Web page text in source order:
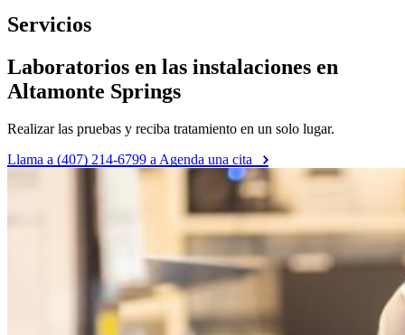
Servicios
Laboratorios en las instalaciones en
Altamonte Springs
Realizar las pruebas y reciba tratamiento en un solo lugar.
Llama a (407) 214-6799 a Agenda una cita